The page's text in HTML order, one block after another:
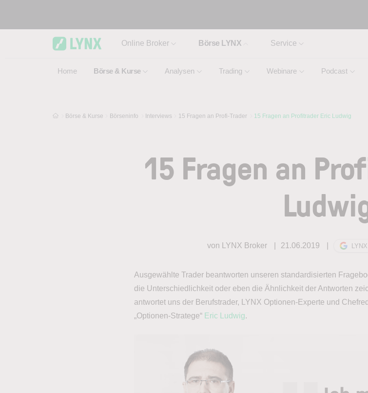
Online Broker Börse LYNX
Home Börse & Kurse Analysen Trading Webinare Podcast
Service
Börse & Kurse Börseninfo Interviews 15 Fragen an Profi-Trader 15 Fragen an Profitrader Eric Ludwig
15 Fragen an
von LYNX Broker 21.06.2019
Ausgewählte Trader beantworten unseren standardisierten
die Unterschiedlichkeit oder eben die Ähnlichkeit der Antworten
antwortet uns der Berufstrader, LYNX Optionen-Experte und
„Optionen-Stratege“ Eric Ludwig.